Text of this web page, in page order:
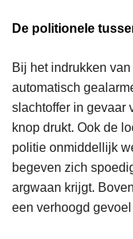
De politionele
Bij het indrukken
automatisch
slachtoffer in gevaar
knop drukt. Ook de
politie onmiddellijk
begeven zich
argwaan krijgt.
een verhoogd